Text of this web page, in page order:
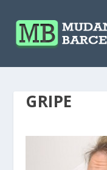
GRIPE